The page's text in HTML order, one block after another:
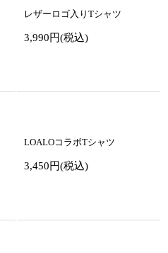
レザーロゴ入りTシャツ
3,990円(税込)
LOALOコラボTシャツ
3,450円(税込)